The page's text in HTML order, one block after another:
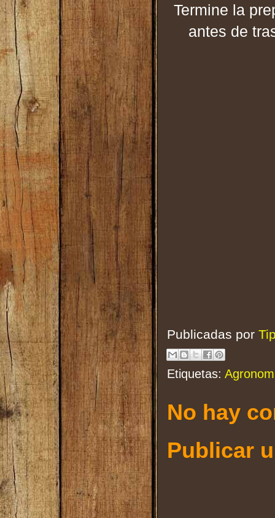
Termine la
antes de
Publicadas por
Etiquetas:
No hay
Publicar